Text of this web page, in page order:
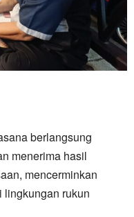
berlangsung
menerima hasil
mencerminkan
lingkungan rukun